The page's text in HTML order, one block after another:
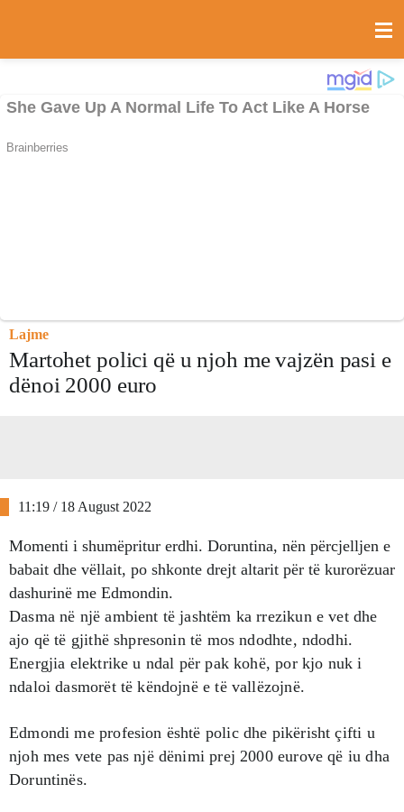
Lajme
Martohet polici që u njoh me vajzën pasi e
dënoi 2000 euro
11:19 / 18 August 2022
Momenti i shumëpritur erdhi. Doruntina, nën përcjelljen e
babait dhe vëllait, po shkonte drejt altarit për të kurorëzuar
dashurinë me Edmondin.
Dasma në një ambient të jashtëm ka rrezikun e vet dhe
ajo që të gjithë shpresonin të mos ndodhte, ndodhi.
Energjia elektrike u ndal për pak kohë, por kjo nuk i
ndaloi dasmorët të këndojnë e të vallëzojnë.
Edmondi me profesion është polic dhe pikërisht çifti u
njoh mes vete pas një dënimi prej 2000 eurove që iu dha
Doruntinës.